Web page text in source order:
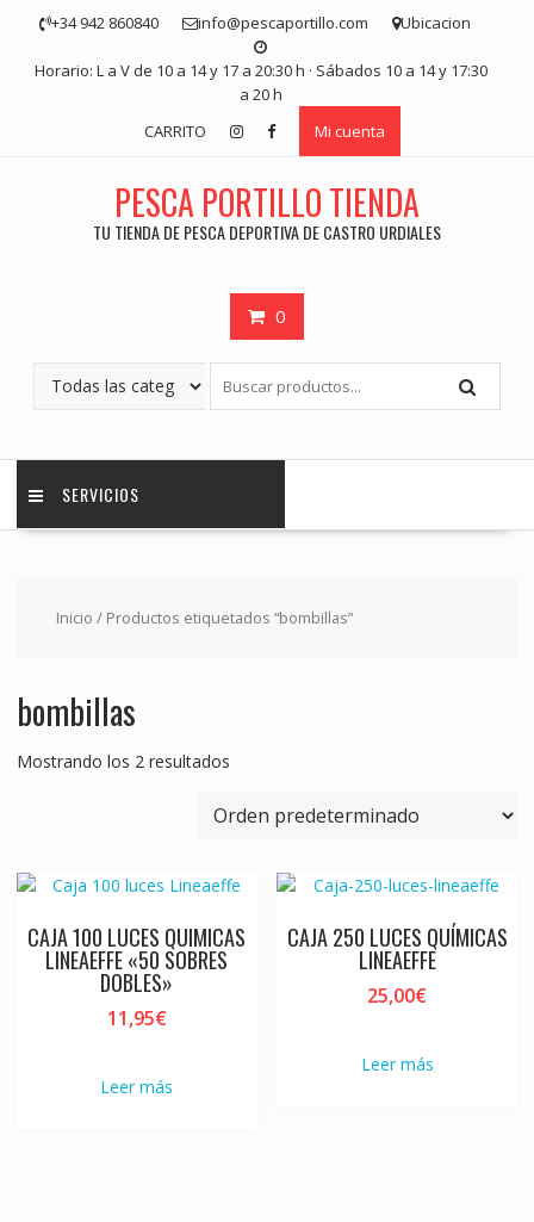
contenido
+34 942 860840 info@pescaportillo.com Ubicacion
Horario: L a V de 10 a 14 y 17 a 20:30 h · Sábados 10 a 14 y 17:30
a 20 h
CARRITO
Mi cuenta
PESCA PORTILLO TIENDA
TU TIENDA DE PESCA DEPORTIVA DE CASTRO URDIALES
0
SERVICIOS
Inicio / Productos etiquetados “bombillas”
bombillas
Mostrando los 2 resultados
CAJA 100 LUCES QUIMICAS
LINEAEFFE «50 SOBRES
DOBLES»
11,95€
Leer más
CAJA 250 LUCES QUÍMICAS
LINEAEFFE
25,00€
Leer más